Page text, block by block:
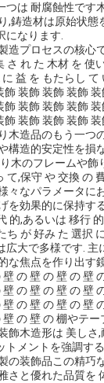
つは 耐腐蝕性です
,鋳造材は原始状
になります.
造プロセスの核心
さ れ た 木材 を
益 を もたらし
飾 装飾 装飾 装飾
飾 装飾 装飾 装飾
装飾 装飾 装飾
木造品のもう一つ
構造的安定性を損
木のフレームや
て,保守 や 交換 の
々なパラメータに
を効果的に保持す
的,あるいは 移行
ち が 好み た 選択
広大で多様です.
な焦点を作り出す
の 壁 の 壁 の 壁
の 壁 の 壁 の 壁
の 壁 の 壁 の 壁
壁 の 壁 の 棚やテ
飾木造形は 美し
トメントを強調す
の装飾品この精巧
さと優れた品質を